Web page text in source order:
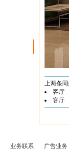
上两条
客厅
客厅
业务联系 广告业务